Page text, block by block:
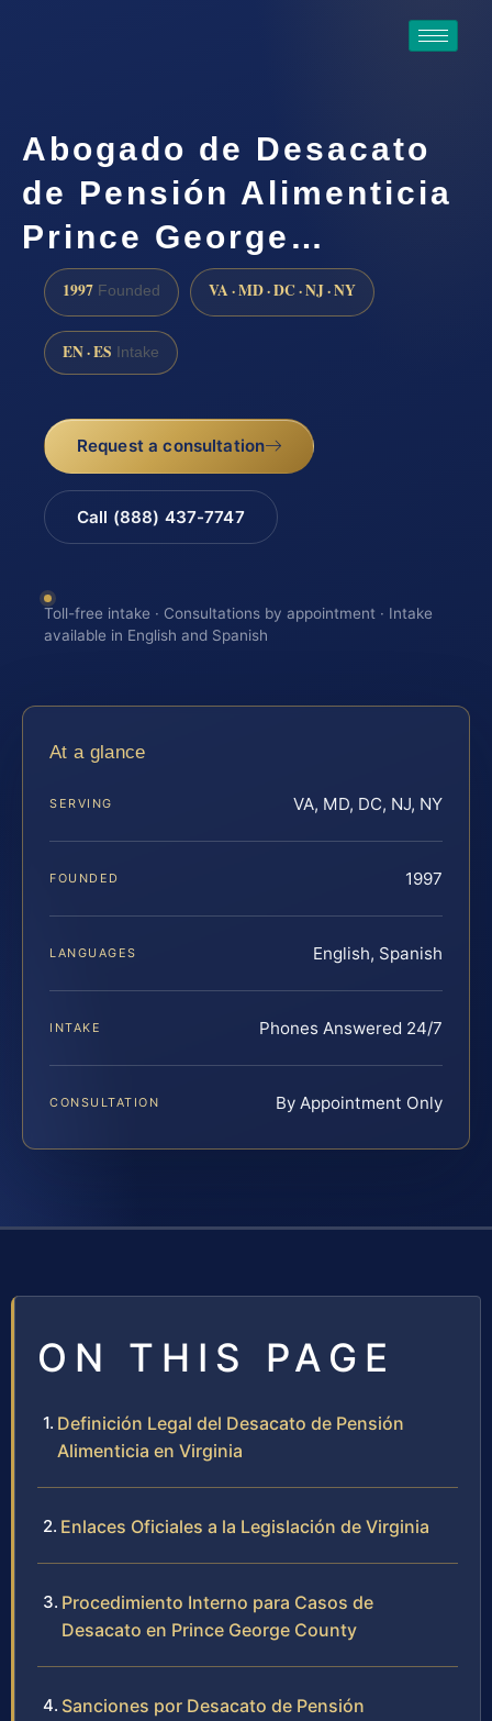
Abogado de Desacato
de Pensión Alimenticia
Prince George…
1997 Founded VA · MD · DC · NJ · NY
EN · ES Intake
Request a consultation
Call (888) 437-7747
Toll-free intake · Consultations by appointment · Intake
available in English and Spanish
At a glance
SERVING VA, MD, DC, NJ, NY
FOUNDED 1997
LANGUAGES English, Spanish
INTAKE Phones Answered 24/7
CONSULTATION By Appointment Only
ON THIS PAGE
Definición Legal del Desacato de Pensión
Alimenticia en Virginia
Enlaces Oficiales a la Legislación de Virginia
Procedimiento Interno para Casos de
Desacato en Prince George County
Sanciones por Desacato de Pensión